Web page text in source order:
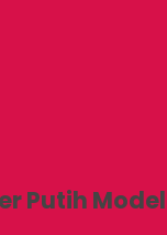
Putih